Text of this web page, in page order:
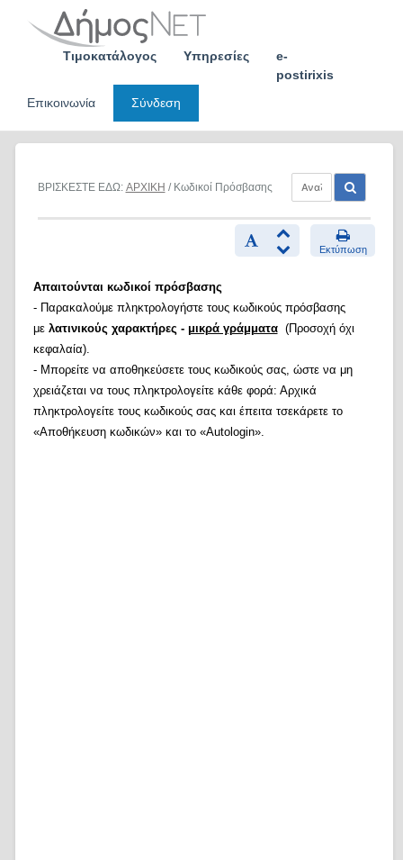
Τιμοκατάλογος Υπηρεσίες
e-
postirixis
Επικοινωνία
Σύνδεση
ΒΡΙΣΚΕΣΤΕ ΕΔΩ: ΑΡΧΙΚΗ / Κωδικοί Πρόσβασης
Εκτύπωση
Απαιτούνται κωδικοί πρόσβασης
- Παρακαλούμε πληκτρολογήστε τους κωδικούς πρόσβασης
με λατινικούς χαρακτήρες - μικρά γράμματα(Προσοχή όχι
κεφαλαία).
- Μπορείτε να αποθηκεύσετε τους κωδικούς σας, ώστε να μη
χρειάζεται να τους πληκτρολογείτε κάθε φορά: Αρχικά
πληκτρολογείτε τους κωδικούς σας και έπειτα τσεκάρετε το
«Αποθήκευση κωδικών» και το «Autologin».